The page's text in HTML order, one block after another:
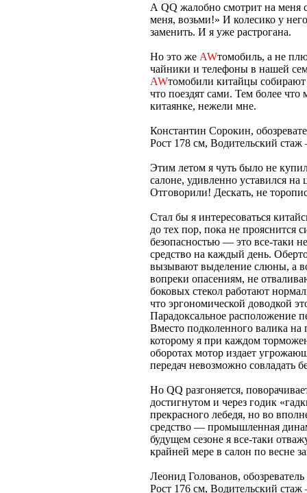
А QQ жалобно смотрит на меня
меня, возьми!» И колесико у
заменить. И я уже растрогана.
Но это же AWтомобиль, а не
чайники и телефоны в нашей
AWтомобили китайцы
что поездят сами. Тем более
китаянке, нежели мне.
Константин Сорокин,
Рост 178 см, Водительский
Этим летом я чуть было не
салоне, удивленно уставился
Отговорили! Дескать, не
Стал бы я интересоваться
до тех пор, пока не прояснится
безопасностью — это все-таки
средство на каждый день.
вызывают выделение слюны, а
вопреки опасениям, не
боковых стекол работают
что эргономической доводкой
Парадоксальное расположение
Вместо подколенного валика
которому я при каждом
оборотах мотор издает
передач невозможно совладать
Но QQ разгоняется,
достигнутом и через годик
прекрасного лебедя, но во
средство — промышленная
будущем сезоне я все-таки
крайней мере в салон по весне
Леонид Голованов,
Рост 176 см, Водительский